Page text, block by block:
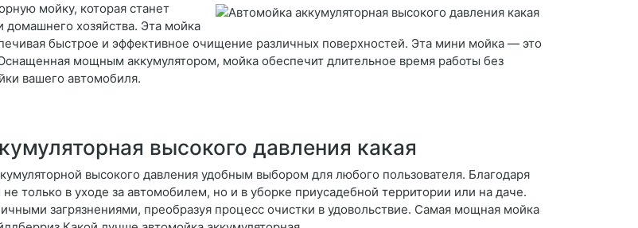
мойку, которая станет
хозяйства. Эта мойка
быстрое и эффективное очищение различных поверхностей. Эта мини мойка — это
мощным аккумулятором, мойка обеспечит длительное время работы без
вашего автомобиля.
высокого давления какая
высокого давления удобным выбором для любого пользователя. Благодаря
только в уходе за автомобилем, но и в уборке приусадебной территории или на даче.
загрязнениями, преобразуя процесс очистки в удовольствие. Самая мощная мойка